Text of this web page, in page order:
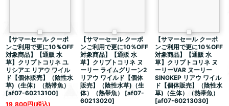
【サマーセール クーポ
ンご利用で更に10％OFF
対象商品】【通販 水
草】クリプトコリネ ユ
リシアエ リアウ ワイル
ド【個体販売】（陰性水
草)（生体）（熱帯魚）
[af07-60213100]
19,800円(税込)
【サマーセール クーポ
ンご利用で更に10％OFF
対象商品】【通販 水
草】クリプトコリネ ヌ
ーリー ライムグリーン2
リアウ ワイルド【個体
販売】（陰性水草)（生
体）（熱帯魚）
[af07-
60213020]
【サマーセール クーポ
ンご利用で更に10％OFF
対象商品】【通販 水
草】クリプトコリネ ヌ
ーリーVAR ヌーリー
SINGKEP リアウ ワイル
ド【個体販売】（陰性水
草)（生体）（熱帯魚）
[af07-60213030]